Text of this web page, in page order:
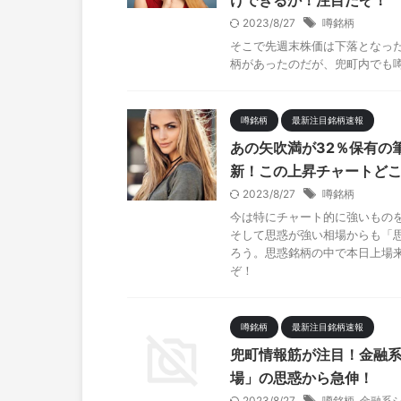
2023/8/27 噂銘柄
そこで先週末株価は下落となっ
柄があったのだが、兜町内でも
噂銘柄 最新注目銘柄速報
あの矢吹満が32％保有の
新！この上昇チャートど
2023/8/27 噂銘柄
今は特にチャート的に強いもの
そして思惑が強い相場からも「
ろう。思惑銘柄の中で本日上場
ぞ！
噂銘柄 最新注目銘柄速報
兜町情報筋が注目！金融
場」の思惑から急伸！